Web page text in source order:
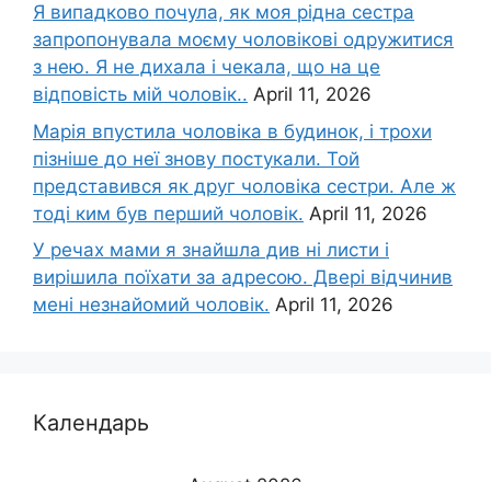
Я випадково почула, як моя рідна сестра
запропонувала моєму чоловікові одружитися
з нею. Я не дихала і чекала, що на це
відповість мій чоловік.. April 11, 2026
Марія впустила чоловіка в будинок, і трохи
пізніше до неї знову постукали. Той
представився як друг чоловіка сестри. Але ж
тоді ким був перший чоловік. April 11, 2026
У речах мами я знайшла див ні листи і
вирішила поїхати за адресою. Двері відчинив
мені незнайомий чоловік. April 11, 2026
Календарь